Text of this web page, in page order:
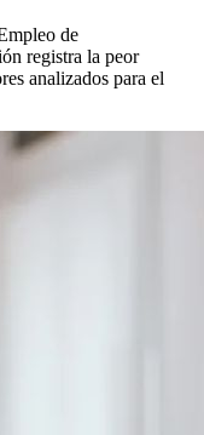
de
registra la peor
analizados para el